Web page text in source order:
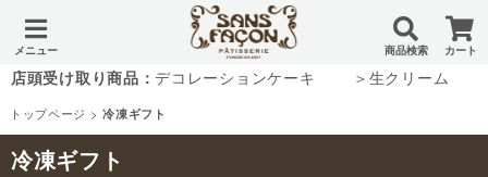
メニュー 商品検索 カート
店頭受け取り商品：デコレーションケーキ ＞生クリーム
トップページ >冷凍ギフト
冷凍ギフト